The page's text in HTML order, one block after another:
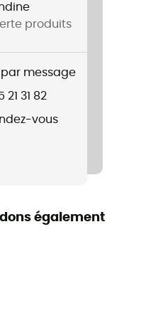
produits
message
31 82
vous
également